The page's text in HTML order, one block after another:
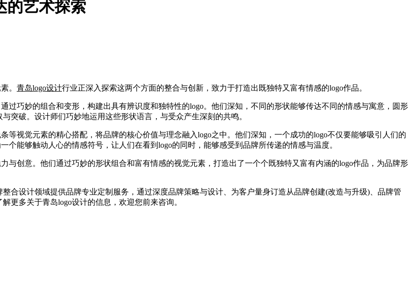
的艺术探索
。 青岛logo设计行业正深入探索这两个方面的整合与创新，致力于打造出既独特又富有情感的logo作品。
巧妙的组合和变形，构建出具有辨识度和独特性的logo。他们深知，不同的形状能够传达不同的情感与寓意，圆形
突破。设计师们巧妙地运用这些形状语言，与受众产生深刻的共鸣。
视觉元素的精心搭配，将品牌的核心价值与理念融入logo之中。他们深知，一个成功的logo不仅要能够吸引人们的
个能够触动人心的情感符号，让人们在看到logo的同时，能够感受到品牌所传递的情感与温度。
与创意。他们通过巧妙的形状组合和富有情感的视觉元素，打造出了一个个既独特又富有内涵的logo作品，为品牌形
设计领域提供品牌专业定制服务，通过深度品牌策略与设计、为客户量身订造从品牌创建(改造与升级)、品牌管
更多关于青岛logo设计的信息，欢迎您前来咨询。